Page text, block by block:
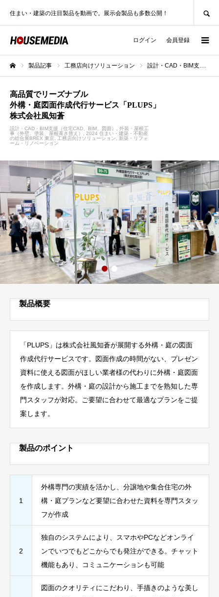
住まい・建築の注目製品を動画で。展示会製品も多数公開！
ログイン 会員登録
製品記事 工務店向けソリューション 設計・CAD・BIM支援（住宅CAD、BIM、図面）
高品質でリーズナブル
外構・庭図面作成代行サービス「PLUPS」
株式会社風知蒼
設計・CAD・BIM支援（住宅CAD、BIM、図面）
外装・屋根工
事（外壁、塗装、屋根葺き替え）
2024 住まい・建築・不動産
の総合展BREX 東京
工務店向けソリューション
新築・リフォ
ーム・リノベーション
製品概要
「PLUPS」は株式会社風知蒼が展開する外構・庭の図面
作成代行サービスです。図面作成の時間がない、プレゼン
資料に使える図面がほしい業者様の代わりに外構・庭図面
を作成します。外構・庭の設計から施工までを熟知した専
門スタッフが対応。ご要望に合わせて最適なプランをご提
案します。
製品のポイント
1
外構専門の実績を活かし、分譲地や集合住宅の外
構・庭プランなど要望に合わせた資料を専門スタッ
フが作成
2
独自のシステムにより、スマホやPCなどオンライ
ンでいつでもどこからでも発注ができる。チャット
機能もあり、コミュニケーションも可能
図面のクオリティにこだわり、手描きのような美し